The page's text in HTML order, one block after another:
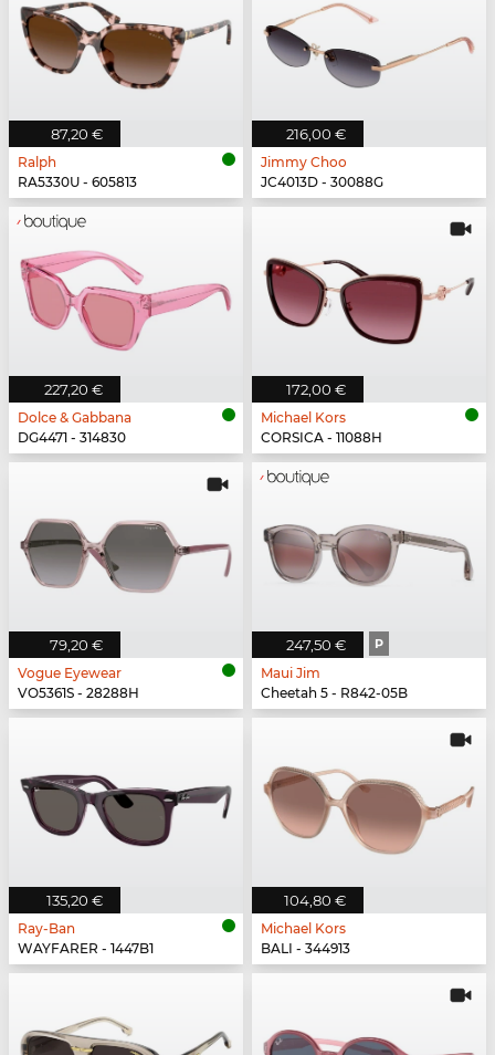
87,20 €
Ralph
RA5330U - 605813
216,00 €
Jimmy Choo
JC4013D - 30088G
227,20 €
Dolce & Gabbana
DG4471 - 314830
172,00 €
Michael Kors
CORSICA - 11088H
79,20 €
Vogue Eyewear
VO5361S - 28288H
247,50 € P
Maui Jim
Cheetah 5 - R842-05B
135,20 €
Ray-Ban
WAYFARER - 1447B1
104,80 €
Michael Kors
BALI - 344913